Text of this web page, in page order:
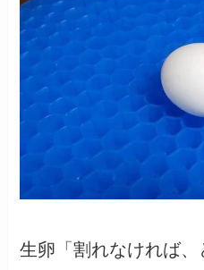
生卵「割れなければ